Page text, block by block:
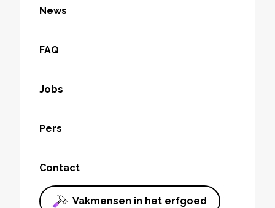
News
FAQ
Jobs
Pers
Contact
Vakmensen in het erfgoed